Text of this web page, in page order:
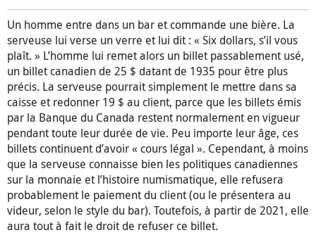
Un homme entre dans un bar et commande une bière. La
serveuse lui verse un verre et lui dit : « Six dollars, s’il vous
plaît. » L’homme lui remet alors un billet passablement usé,
un billet canadien de 25 $ datant de 1935 pour être plus
précis. La serveuse pourrait simplement le mettre dans sa
caisse et redonner 19 $ au client, parce que les billets émis
par la Banque du Canada restent normalement en vigueur
pendant toute leur durée de vie. Peu importe leur âge, ces
billets continuent d’avoir « cours légal ». Cependant, à moins
que la serveuse connaisse bien les politiques canadiennes
sur la monnaie et l’histoire numismatique, elle refusera
probablement le paiement du client (ou le présentera au
videur, selon le style du bar). Toutefois, à partir de 2021, elle
aura tout à fait le droit de refuser ce billet.